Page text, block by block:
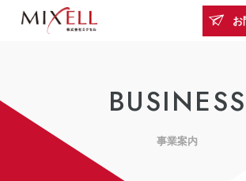
お
BUSINESS
事業案内